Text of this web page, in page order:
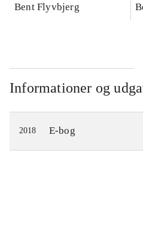
konkretes videnskab
Bent Flyvbjerg
Informationer og
2018 E-bog